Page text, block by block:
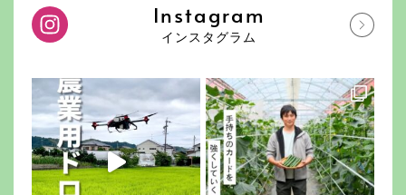
Instagram
インスタグラム